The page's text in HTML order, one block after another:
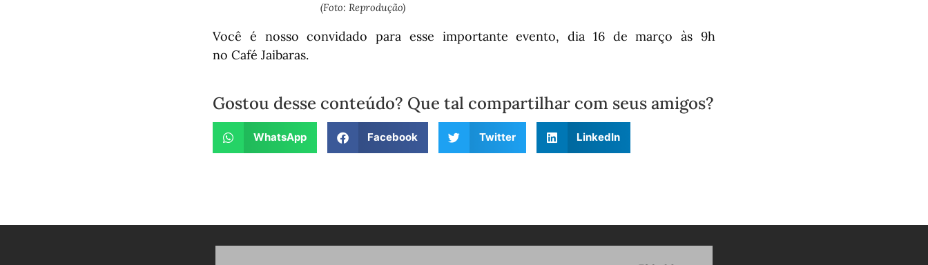
(Foto: Reprodução)
Você é nosso convidado para esse importante evento, dia 16 de março às 9h
no Café Jaibaras.
Gostou desse conteúdo? Que tal compartilhar com seus amigos?
WhatsApp Facebook Twitter LinkedIn